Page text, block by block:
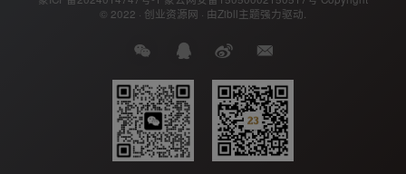
© 2022 · 创业资源网 · 由Zibll主题强力驱动.